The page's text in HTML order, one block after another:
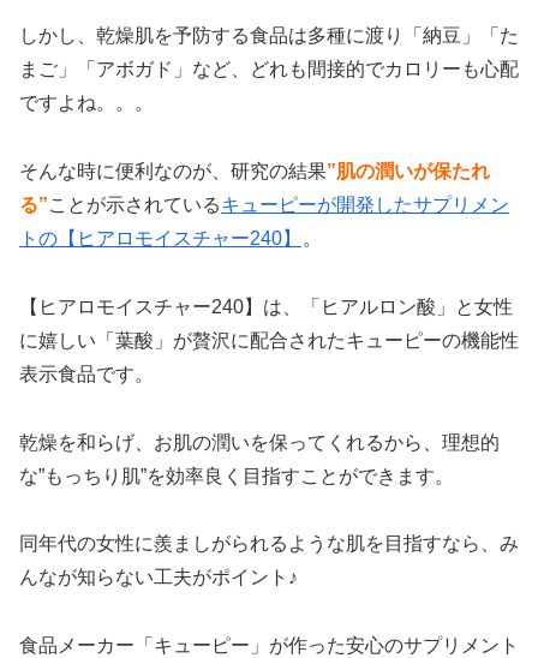
しかし、乾燥肌を予防する食品は多種に渡り「納豆」「た
まご」「アボガド」など、どれも間接的でカロリーも心配
ですよね。。。
そんな時に便利なのが、研究の結果”肌の潤いが保たれ
る”ことが示されているキューピーが開発したサプリメン
トの【ヒアロモイスチャー240】
。
【ヒアロモイスチャー240】は、「ヒアルロン酸」と女性
に嬉しい「葉酸」が贅沢に配合されたキューピーの機能性
表示食品です。
乾燥を和らげ、お肌の潤いを保ってくれるから、理想的
な”もっちり肌”を効率良く目指すことができます。
同年代の女性に羨ましがられるような肌を目指すなら、み
んなが知らない工夫がポイント♪
食品メーカー「キューピー」が作った安心のサプリメント